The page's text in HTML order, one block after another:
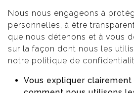
Nous nous engageons à
personnelles, à être
que nous détenons et à vous
sur la façon dont nous les
notre politique de
Vous expliquer